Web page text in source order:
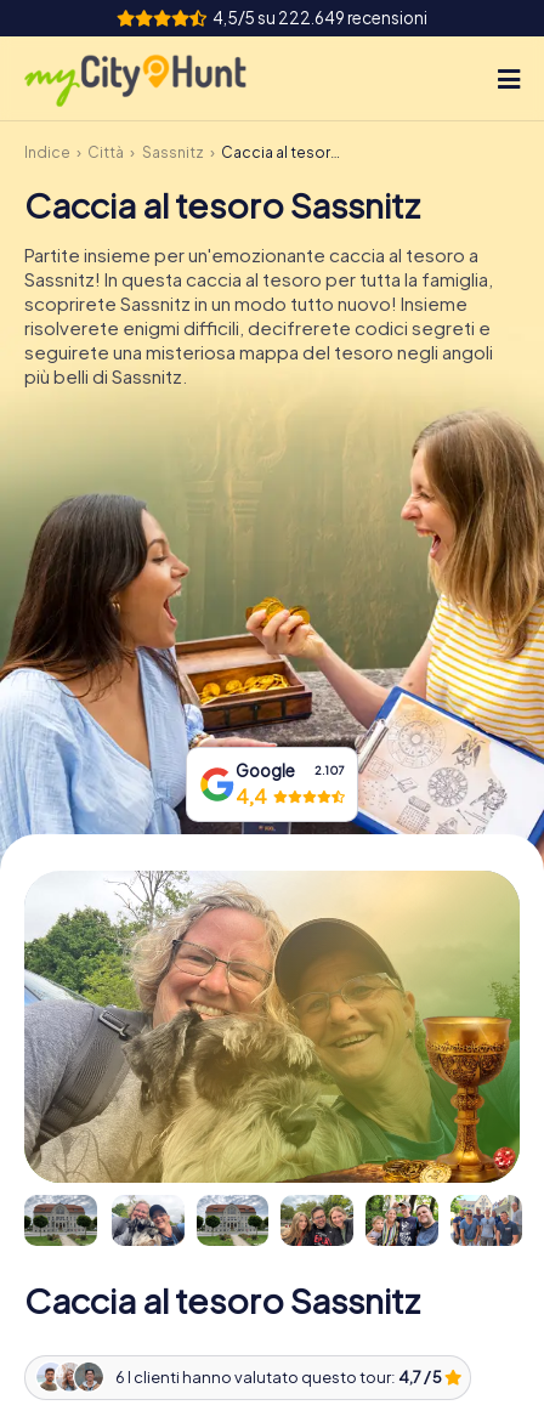
4,5/5 su 222.649 recensioni
Come funziona
Città
Tour
Team Building
Biglietti
DE
IE
IT
Prenota Biglietti
Acquista i Voucher
Indice Città Sassnitz Caccia al tesoro Sassnitz
Caccia al tesoro Sassnitz
Partite insieme per un'emozionante caccia al tesoro a
Sassnitz! In questa caccia al tesoro per tutta la famiglia,
scoprirete Sassnitz in un modo tutto nuovo! Insieme
risolverete enigmi difficili, decifrerete codici segreti e
seguirete una misteriosa mappa del tesoro negli angoli
più belli di Sassnitz.
Google 2.107
4,4
Caccia al tesoro Sassnitz
6 I clienti hanno valutato questo tour: 4,7 / 5